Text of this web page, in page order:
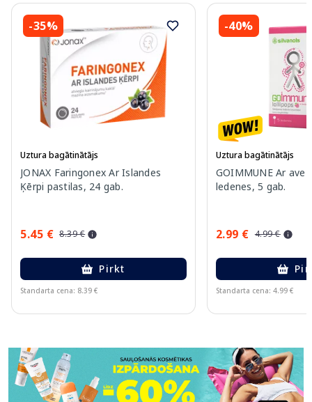
-35%
Uztura bagātinātājs
JONAX Faringonex Ar Islandes
Ķērpi pastilas, 24 gab.
5.45 € 8.39 €
Pirkt
Standarta cena: 8.39 €
-40%
Uztura bagātinātājs
GOIMMUNE Ar
ledenes, 5 gab.
2.99 € 4.99 €
Standarta cena: 4.99 €